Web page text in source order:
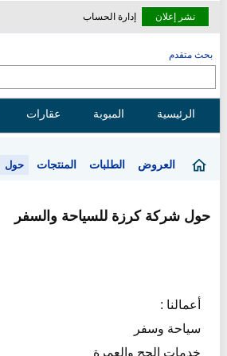
نشر إعلان إدارة الحساب
بحث متقدم
الرئيسية المبوبة عقارات
العروض الطلبات المنتجات حول
حول شركة كرزة للسياحة والسفر
أعمالنا :
سياحة وسفر
خدمات الحج والعمرة